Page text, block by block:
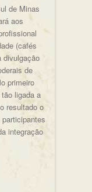
de Minas
aos
(cafés
divulgação
de
primeiro
ligada a
resultado o
integração